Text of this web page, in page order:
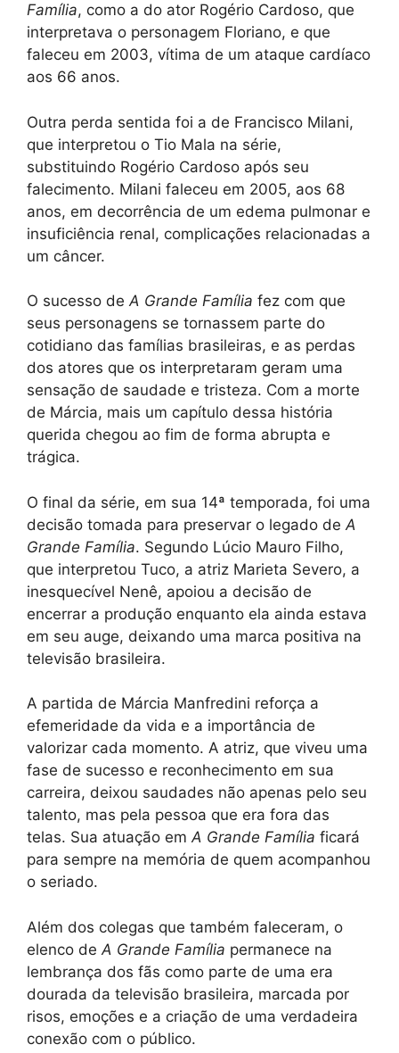
Família, como a do ator Rogério Cardoso, que
interpretava o personagem Floriano, e que
faleceu em 2003, vítima de um ataque cardíaco
aos 66 anos.
Outra perda sentida foi a de Francisco Milani,
que interpretou o Tio Mala na série,
substituindo Rogério Cardoso após seu
falecimento. Milani faleceu em 2005, aos 68
anos, em decorrência de um edema pulmonar e
insuficiência renal, complicações relacionadas a
um câncer.
O sucesso deA Grande Família fez com que
seus personagens se tornassem parte do
cotidiano das famílias brasileiras, e as perdas
dos atores que os interpretaram geram uma
sensação de saudade e tristeza. Com a morte
de Márcia, mais um capítulo dessa história
querida chegou ao fim de forma abrupta e
trágica.
O final da série, em sua 14ª temporada, foi uma
decisão tomada para preservar o legado de A
Grande Família. Segundo Lúcio Mauro Filho,
que interpretou Tuco, a atriz Marieta Severo, a
inesquecível Nenê, apoiou a decisão de
encerrar a produção enquanto ela ainda estava
em seu auge, deixando uma marca positiva na
televisão brasileira.
A partida de Márcia Manfredini reforça a
efemeridade da vida e a importância de
valorizar cada momento. A atriz, que viveu uma
fase de sucesso e reconhecimento em sua
carreira, deixou saudades não apenas pelo seu
talento, mas pela pessoa que era fora das
telas. Sua atuação emA Grande Família ficará
para sempre na memória de quem acompanhou
o seriado.
Além dos colegas que também faleceram, o
elenco de A Grande Família permanece na
lembrança dos fãs como parte de uma era
dourada da televisão brasileira, marcada por
risos, emoções e a criação de uma verdadeira
conexão com o público.